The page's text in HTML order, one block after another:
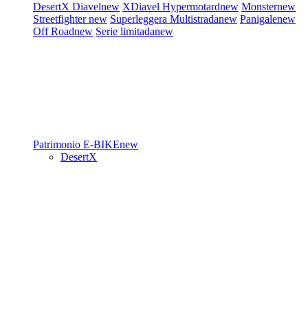
DesertX Diavelnew XDiavel Hypermotardnew Monsternew
Streetfighternew Superleggera Multistradanew Panigalenew
Off Roadnew Serie limitadanew
Patrimonio E-BIKEnew
DesertX